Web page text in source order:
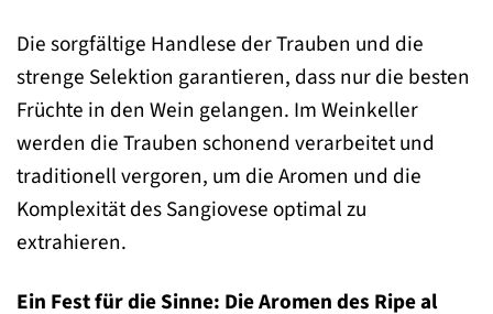
Die sorgfältige Handlese der Trauben und die
strenge Selektion garantieren, dass nur die besten
Früchte in den Wein gelangen. Im Weinkeller
werden die Trauben schonend verarbeitet und
traditionell vergoren, um die Aromen und die
Komplexität des Sangiovese optimal zu
extrahieren.
Ein Fest für die Sinne: Die Aromen des Ripe al